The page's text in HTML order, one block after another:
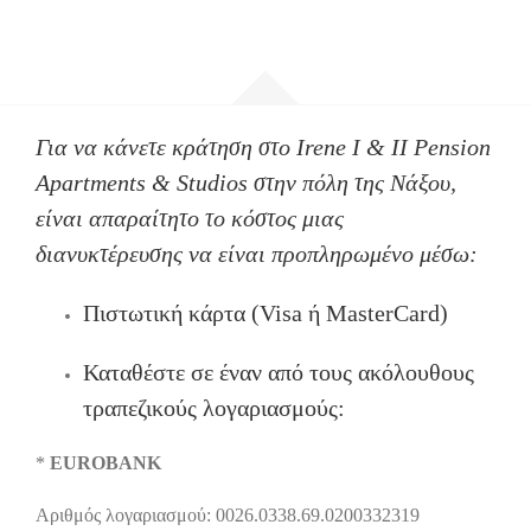
Για να κάνετε κράτηση στο Irene I & II Pension
Apartments & Studios στην πόλη της Νάξου,
είναι απαραίτητο το κόστος μιας
διανυκτέρευσης να είναι προπληρωμένο μέσω:
Πιστωτική κάρτα (Visa ή MasterCard)
Καταθέστε σε έναν από τους ακόλουθους
τραπεζικούς λογαριασμούς:
* EUROBANK
Αριθμός λογαριασμού: 0026.0338.69.0200332319